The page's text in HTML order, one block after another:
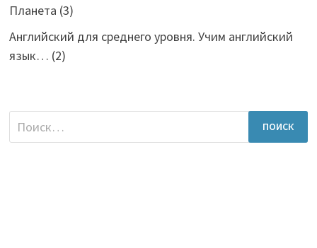
Планета (3)
Английский для среднего уровня. Учим английский
язык… (2)
Найти: